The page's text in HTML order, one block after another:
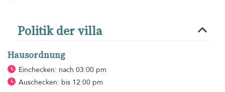
Politik der villa
Hausordnung
Einchecken: nach 03:00 pm
Auschecken: bis 12:00 pm